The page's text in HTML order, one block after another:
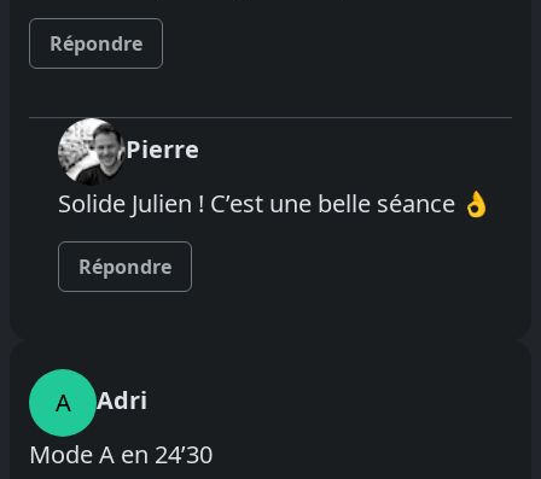
Répondre
Pierre
Solide Julien ! C’est une belle séance 👌
Répondre
A
Adri
Mode A en 24’30